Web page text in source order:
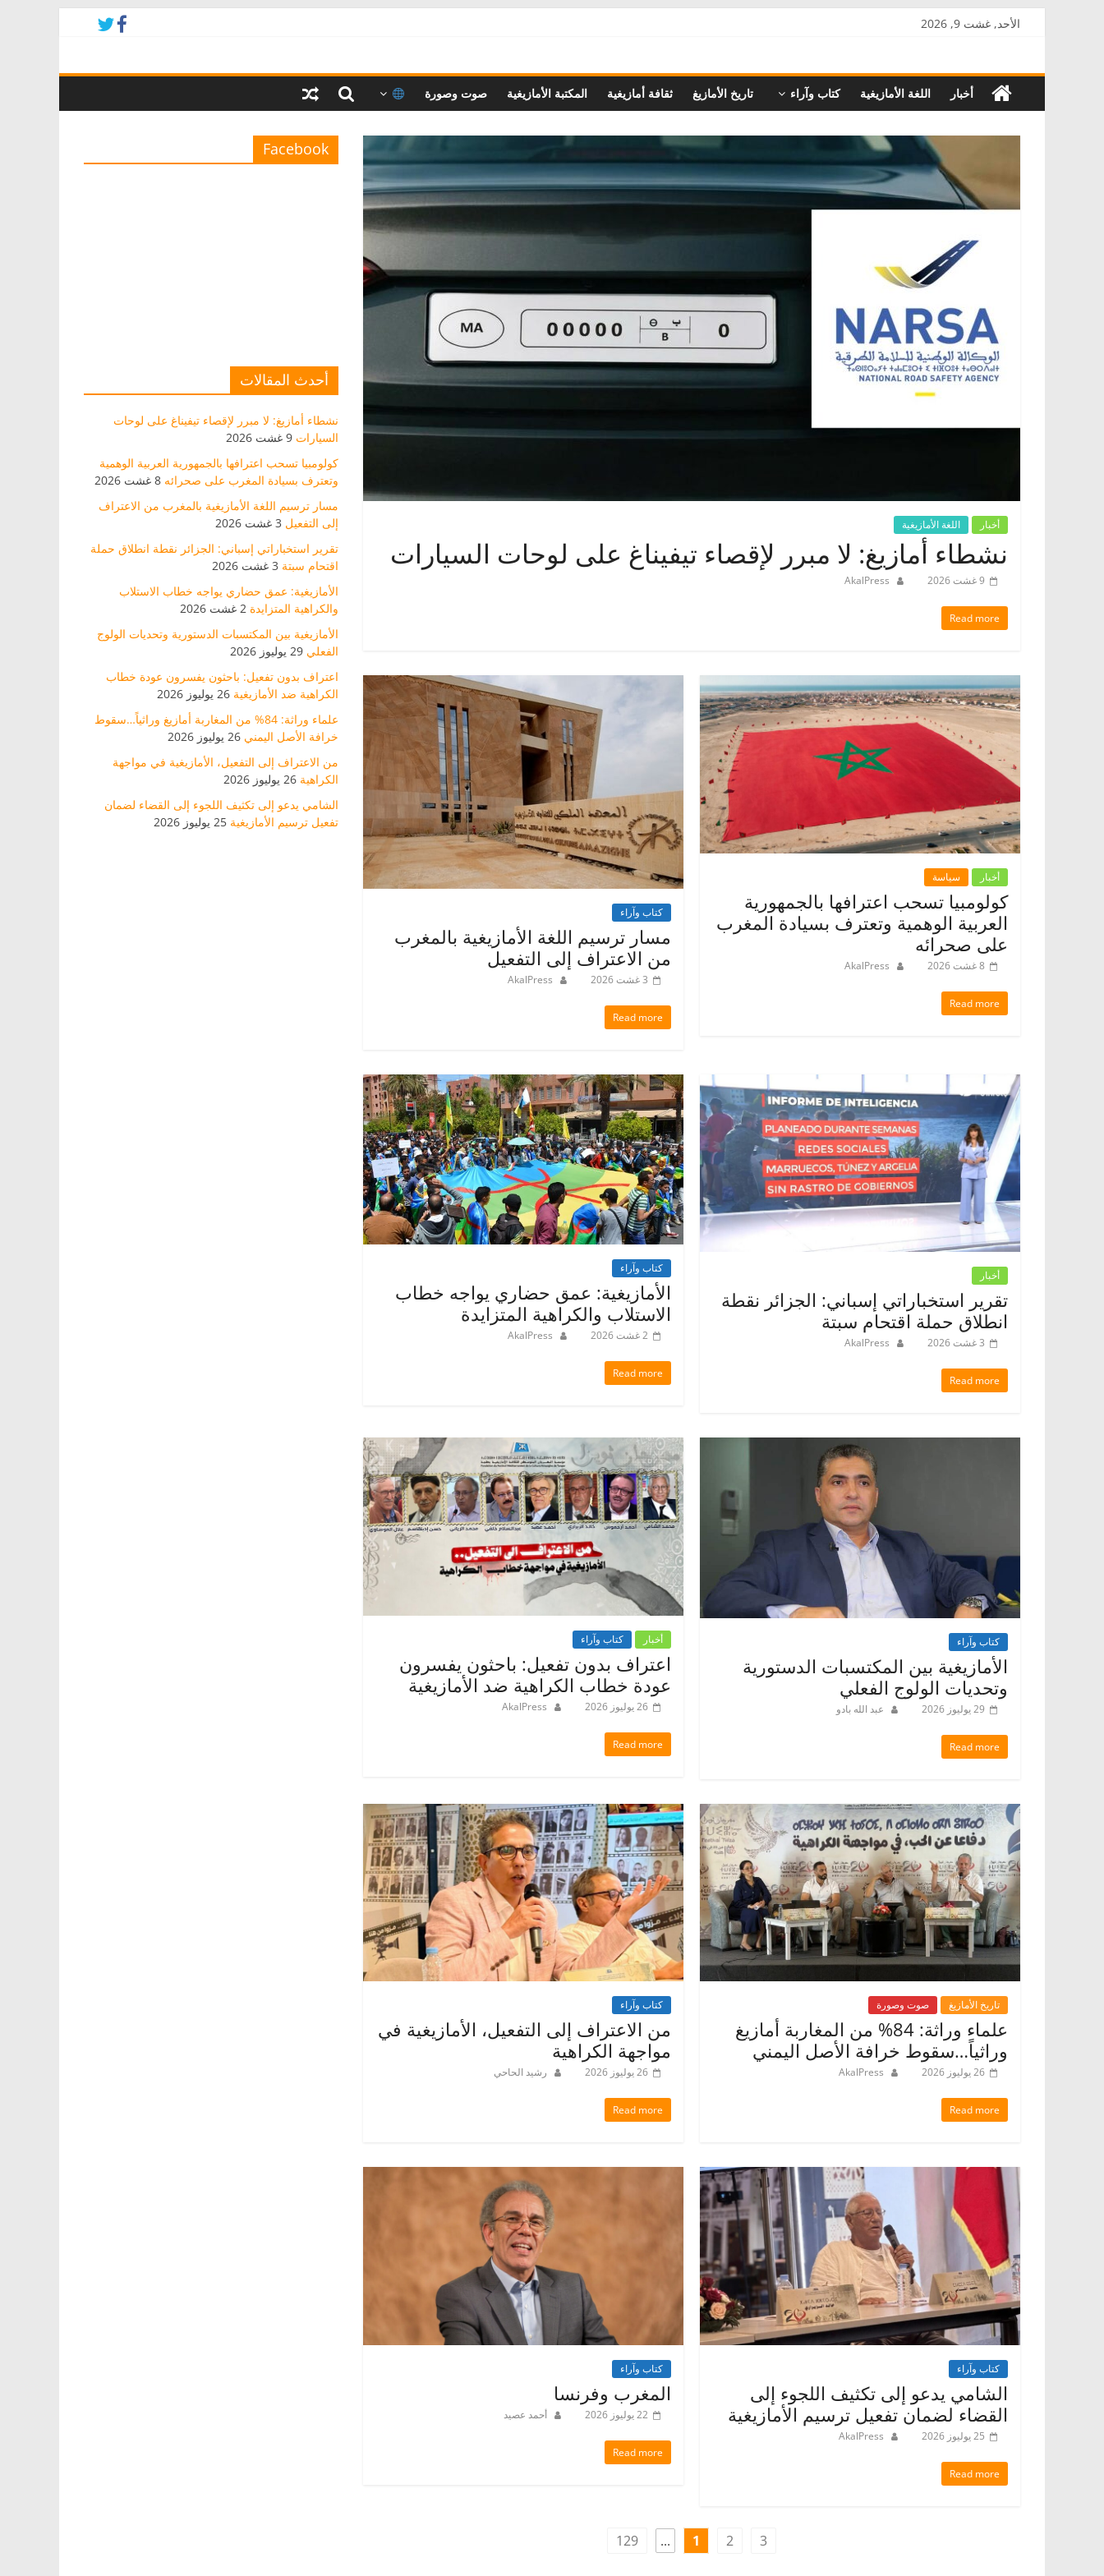
الأحد, غشت 9, 2026
AkalPress
منبر
أخبار اللغة الأمازيغية كتاب وآراء تاريخ الأمازيغ ثقافة أمازيغية المكتبة الأمازيغية صوت وصورة
أخبار اللغة الأمازيغية
نشطاء أمازيغ: لا مبرر لإقصاء تيفيناغ على لوحات السيارات
9 غشت 2026 AkalPress
Read more
أخبار سياسة
كولومبيا تسحب اعترافها بالجمهورية
العربية الوهمية وتعترف بسيادة المغرب
على صحرائه
8 غشت 2026 AkalPress
Read more
كتاب وآراء
مسار ترسيم اللغة الأمازيغية بالمغرب
من الاعتراف إلى التفعيل
3 غشت 2026 AkalPress
Read more
أخبار
تقرير استخباراتي إسباني: الجزائر نقطة
انطلاق حملة اقتحام سبتة
3 غشت 2026 AkalPress
Read more
كتاب وآراء
الأمازيغية: عمق حضاري يواجه خطاب
الاستلاب والكراهية المتزايدة
2 غشت 2026 AkalPress
Read more
كتاب وآراء
الأمازيغية بين المكتسبات الدستورية
وتحديات الولوج الفعلي
29 يوليوز 2026 عبد الله بادو
Read more
أخبار كتاب وآراء
اعتراف بدون تفعيل: باحثون يفسرون
عودة خطاب الكراهية ضد الأمازيغية
26 يوليوز 2026 AkalPress
Read more
تاريخ الأمازيغ صوت وصورة
علماء وراثة: 84% من المغاربة أمازيغ
وراثياً…سقوط خرافة الأصل اليمني
26 يوليوز 2026 AkalPress
Read more
كتاب وآراء
من الاعتراف إلى التفعيل، الأمازيغية في
مواجهة الكراهية
26 يوليوز 2026 رشيد الحاحي
Read more
كتاب وآراء
الشامي يدعو إلى تكثيف اللجوء إلى
القضاء لضمان تفعيل ترسيم الأمازيغية
25 يوليوز 2026 AkalPress
Read more
كتاب وآراء
المغرب وفرنسا
22 يوليوز 2026 أحمد عصيد
Read more
1 2 3
...
129
Facebook
أحدث المقالات
نشطاء أمازيغ: لا مبرر لإقصاء تيفيناغ على لوحات
السيارات 9 غشت 2026
كولومبيا تسحب اعترافها بالجمهورية العربية الوهمية
وتعترف بسيادة المغرب على صحرائه 8 غشت 2026
مسار ترسيم اللغة الأمازيغية بالمغرب من الاعتراف
إلى التفعيل 3 غشت 2026
تقرير استخباراتي إسباني: الجزائر نقطة انطلاق حملة
اقتحام سبتة 3 غشت 2026
الأمازيغية: عمق حضاري يواجه خطاب الاستلاب
والكراهية المتزايدة 2 غشت 2026
الأمازيغية بين المكتسبات الدستورية وتحديات الولوج
الفعلي 29 يوليوز 2026
اعتراف بدون تفعيل: باحثون يفسرون عودة خطاب
الكراهية ضد الأمازيغية 26 يوليوز 2026
علماء وراثة: 84% من المغاربة أمازيغ وراثياً…سقوط
خرافة الأصل اليمني 26 يوليوز 2026
من الاعتراف إلى التفعيل، الأمازيغية في مواجهة
الكراهية 26 يوليوز 2026
الشامي يدعو إلى تكثيف اللجوء إلى القضاء لضمان
تفعيل ترسيم الأمازيغية 25 يوليوز 2026